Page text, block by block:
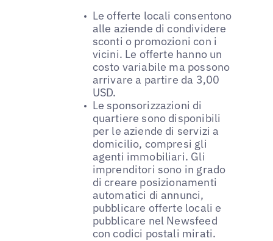
Le offerte locali consentono
alle aziende di condividere
sconti o promozioni con i
vicini. Le offerte hanno un
costo variabile ma possono
arrivare a partire da 3,00
USD.
Le sponsorizzazioni di
quartiere sono disponibili
per le aziende di servizi a
domicilio, compresi gli
agenti immobiliari. Gli
imprenditori sono in grado
di creare posizionamenti
automatici di annunci,
pubblicare offerte locali e
pubblicare nel Newsfeed
con codici postali mirati.